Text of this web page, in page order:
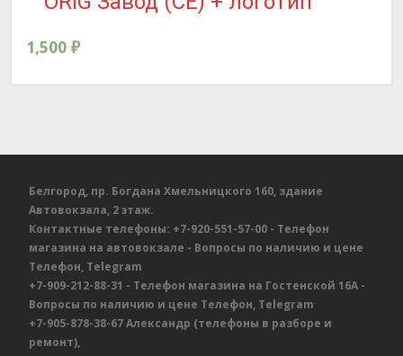
1,500 ₽
Белгород, пр. Богдана Хмельницкого 160, здание
Автовокзала, 2 этаж.
Контактные телефоны: +7-920-551-57-00 - Телефон
магазина на автовокзале - Вопросы по наличию и цене
Телефон, Telegram
+7-909-212-88-31 - Телефон магазина на Гостенской 16А -
Вопросы по наличию и цене Телефон, Telegram
+7-905-878-38-67Александр (телефоны в разборе и
ремонт),